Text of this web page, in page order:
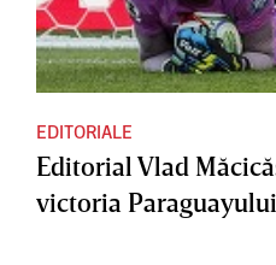
EDITORIALE
Editorial Vlad
victoria